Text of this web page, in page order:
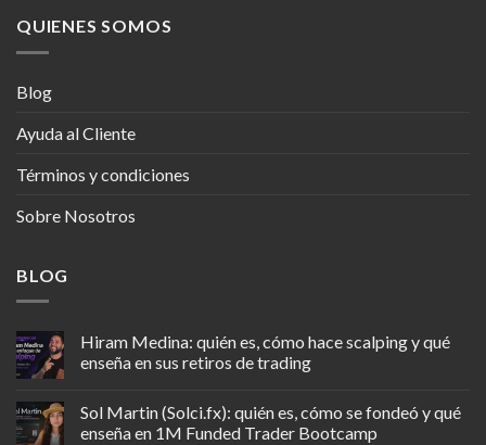
QUIENES SOMOS
Blog
Ayuda al Cliente
Términos y condiciones
Sobre Nosotros
BLOG
Hiram Medina: quién es, cómo hace scalping y qué
enseña en sus retiros de trading
Sol Martin (Solci.fx): quién es, cómo se fondeó y qué
enseña en 1M Funded Trader Bootcamp